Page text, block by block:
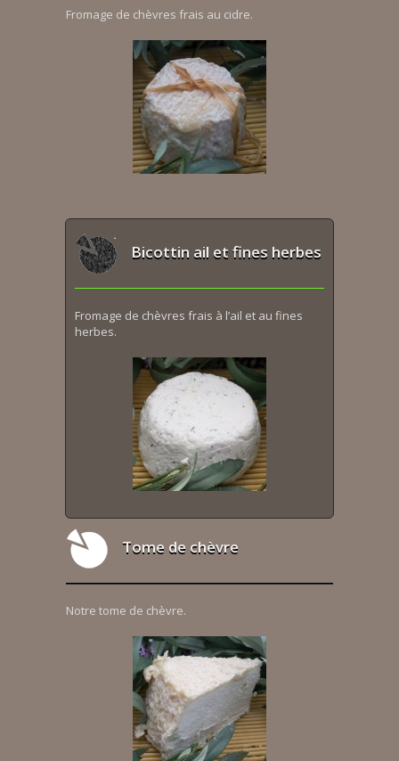
Fromage de chèvres frais au cidre.
Bicottin ail et fines herbes
Fromage de chèvres frais à l’ail et au fines
herbes.
Tome de chèvre
Notre tome de chèvre.